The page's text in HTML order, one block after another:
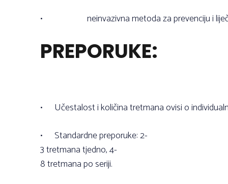
• neinvazivna metoda za prevenciju i
PREPORUKE:
• Učestalost i količina tretmana ovisi o
• Standardne preporuke: 2-
3 tretmana tjedno, 4-
8 tretmana po seriji.